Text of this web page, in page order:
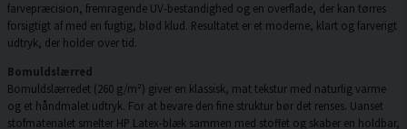
farvepræcision, fremragende UV-bestandighed og en overflade, der kan tørres
forsigtigt af med en fugtig, blød klud. Resultatet er et moderne, klart og farverigt
udtryk, der holder over tid.
Bomuldslærred
Bomuldslærredet (260 g/m²) giver en klassisk, mat tekstur med naturlig varme
og et håndmalet udtryk. For at bevare den fine struktur bør det renses. Uanset
stofmaterialet smelter HP Latex-blæk sammen med stoffet og skaber en holdbar,